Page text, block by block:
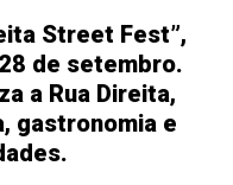
Street Fest”,
de setembro.
a Rua Direita,
gastronomia e